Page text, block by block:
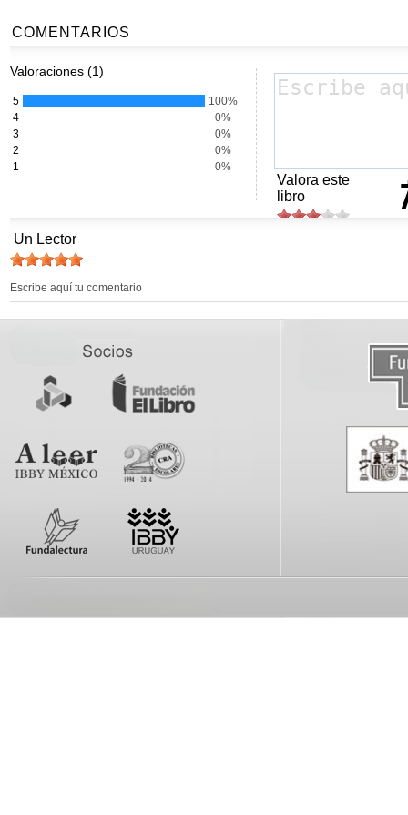
COMENTARIOS
Valoraciones (1)
5
100%
4
0%
3
0%
2
0%
1
0%
Valora este
libro
Un Lector
Escribe aquí tu comentario